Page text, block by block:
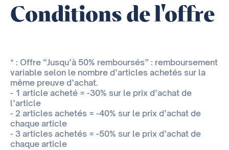
Conditions de l'offre
* : Offre “Jusqu’à 50% remboursés” : remboursement
variable selon le nombre d’articles achetés sur la
même preuve d’achat.
- 1 article acheté = -30% sur le prix d’achat de
l’article
- 2 articles achetés = -40% sur le prix d’achat de
chaque article
- 3 articles achetés = -50% sur le prix d’achat de
chaque article